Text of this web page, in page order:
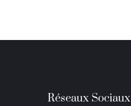
Réseaux Sociaux